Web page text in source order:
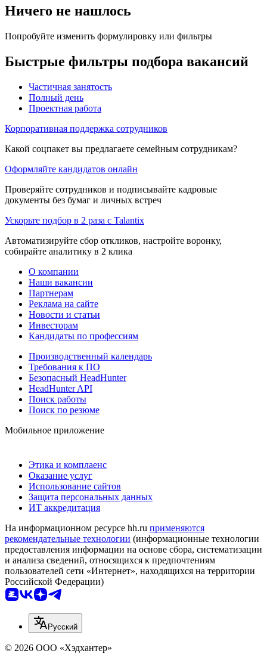
Ничего не нашлось
Попробуйте изменить формулировку или фильтры
Быстрые фильтры подбора вакансий
Частичная занятость
Полный день
Проектная работа
Корпоративная поддержка сотрудников
Какой соцпакет вы предлагаете семейным сотрудникам?
Оформляйте кандидатов онлайн
Проверяйте сотрудников и подписывайте кадровые
документы без бумаг и личных встреч
Ускорьте подбор в 2 раза с Talantix
Автоматизируйте сбор откликов, настройте воронку,
собирайте аналитику в 2 клика
О компании
Наши вакансии
Партнерам
Реклама на сайте
Новости и статьи
Инвесторам
Кандидаты по профессиям
Производственный календарь
Требования к ПО
Безопасный HeadHunter
HeadHunter API
Поиск работы
Поиск по резюме
Мобильное приложение
Этика и комплаенс
Оказание услуг
Использование сайтов
Защита персональных данных
ИТ аккредитация
На информационном ресурсе hh.ru применяются
рекомендательные технологии (информационные технологии
предоставления информации на основе сбора, систематизации
и анализа сведений, относящихся к предпочтениям
пользователей сети «Интернет», находящихся на территории
Российской Федерации)
Русский
© 2026 ООО «Хэдхантер»